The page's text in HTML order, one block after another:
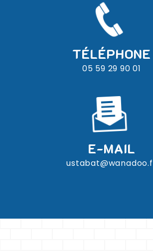
TÉLÉPHONE
05 59 29 90 01
E-MAIL